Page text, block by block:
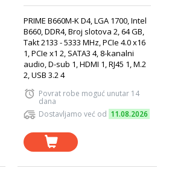
PRIME B660M-K D4, LGA 1700, Intel
B660, DDR4, Broj slotova 2, 64 GB,
Takt 2133 - 5333 MHz, PCIe 4.0 x16
1, PCIe x1 2, SATA3 4, 8-kanalni
audio, D-sub 1, HDMI 1, RJ45 1, M.2
2, USB 3.2 4
Povrat robe moguć unutar 14
dana
Dostavljamo već od 11.08.2026